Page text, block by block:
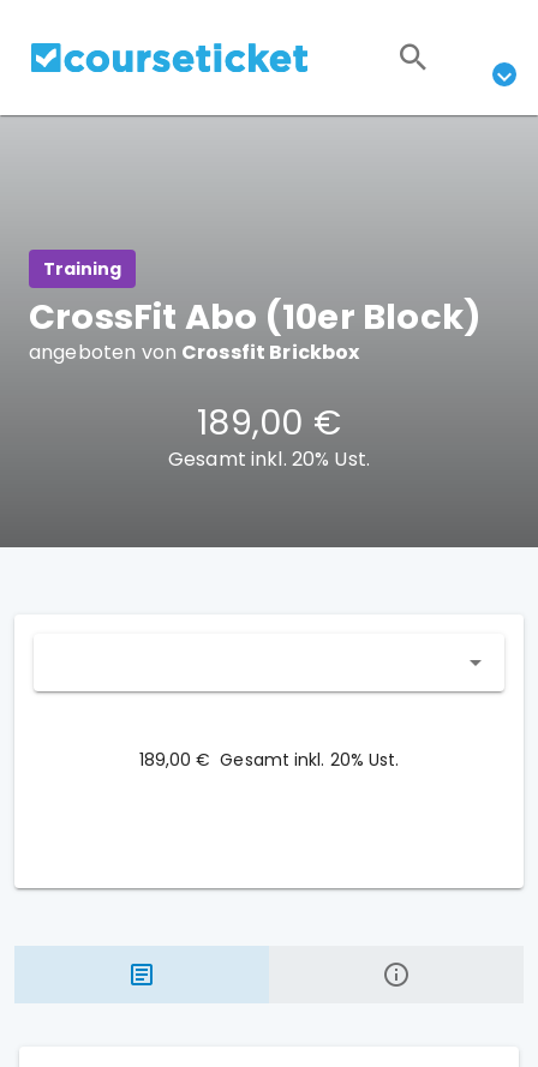
Training
CrossFit Abo (10er Block)
angeboten von Crossfit Brickbox
189,00 €
Gesamt inkl. 20% Ust.
189,00 € Gesamt inkl. 20% Ust.